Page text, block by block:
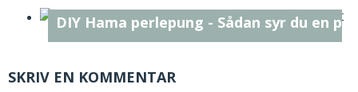
DIY Hama perlepung - Sådan syr du en
SKRIV EN KOMMENTAR